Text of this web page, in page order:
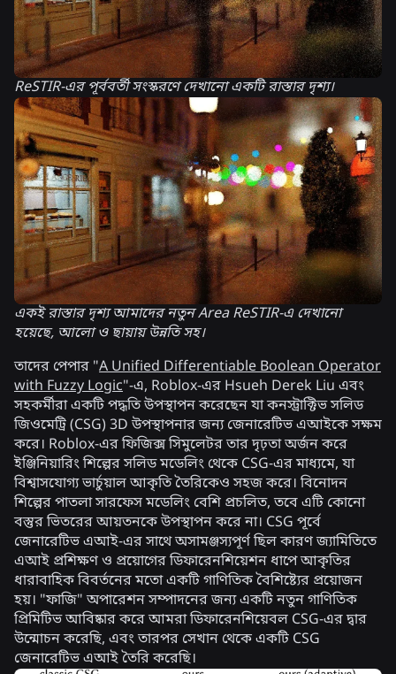
ReSTIR-এর পূর্ববর্তী সংস্করণে দেখানো একটি রাস্তার দৃশ্য।
একই রাস্তার দৃশ্য আমাদের নতুন Area ReSTIR-এ দেখানো
হয়েছে, আলো ও ছায়ায় উন্নতি সহ।
তাদের পেপার "A Unified Differentiable Boolean Operator
with Fuzzy Logic"-এ, Roblox-এর Hsueh Derek Liu এবং
সহকর্মীরা একটি পদ্ধতি উপস্থাপন করেছেন যা কনস্ট্রাক্টিভ সলিড
জিওমেট্রি (CSG) 3D উপস্থাপনার জন্য জেনারেটিভ এআইকে সক্ষম
করে। Roblox-এর ফিজিক্স সিমুলেটর তার দৃঢ়তা অর্জন করে
ইঞ্জিনিয়ারিং শিল্পের সলিড মডেলিং থেকে CSG-এর মাধ্যমে, যা
বিশ্বাসযোগ্য ভার্চুয়াল আকৃতি তৈরিকেও সহজ করে। বিনোদন
শিল্পের পাতলা সারফেস মডেলিং বেশি প্রচলিত, তবে এটি কোনো
বস্তুর ভিতরের আয়তনকে উপস্থাপন করে না। CSG পূর্বে
জেনারেটিভ এআই-এর সাথে অসামঞ্জস্যপূর্ণ ছিল কারণ জ্যামিতিতে
এআই প্রশিক্ষণ ও প্রয়োগের ডিফারেনশিয়েশন ধাপে আকৃতির
ধারাবাহিক বিবর্তনের মতো একটি গাণিতিক বৈশিষ্ট্যের প্রয়োজন
হয়। "ফাজি" অপারেশন সম্পাদনের জন্য একটি নতুন গাণিতিক
প্রিমিটিভ আবিষ্কার করে আমরা ডিফারেনশিয়েবল CSG-এর দ্বার
উন্মোচন করেছি, এবং তারপর সেখান থেকে একটি CSG
জেনারেটিভ এআই তৈরি করেছি।